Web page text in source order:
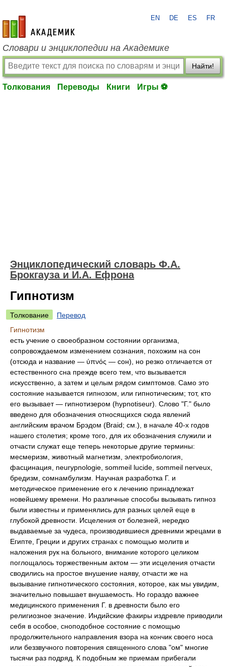
academic.ru
EN DE ES FR
Словари и энциклопедии на Академике
Найти!
Толкования Переводы Книги Игры ⚽
Энциклопедический словарь Ф.А.
Брокгауза и И.А. Ефрона
Гипнотизм
Толкование
Перевод
Гипнотизм
есть учение о своеобразном состоянии организма,
сопровождаемом изменением сознания, похожим на сон
(отсюда и название — ύπνός — сон), но резко отличается от
естественного сна прежде всего тем, что вызывается
искусственно, а затем и целым рядом симптомов. Само это
состояние называется гипнозом, или гипнотическим; тот, кто
его вызывает — гипнотизером (hypnotiseur). Слово "Г." было
введено для обозначения относящихся сюда явлений
английским врачом Брэдом (Braid; см.), в начале 40-х годов
нашего столетия; кроме того, для их обозначения служили и
отчасти служат еще теперь некоторые другие термины:
месмеризм, животный магнетизм, электробиология,
фасцинация, neurypnologie, sommeil lucide, sommeil nerveux,
бредизм, сомнамбулизм. Научная разработка Г. и
методическое применение его к лечению принадлежат
новейшему времени. Но различные способы вызывать гипноз
были известны и применялись для разных целей еще в
глубокой древности. Исцеления от болезней, нередко
выдаваемые за чудеса, производившиеся древними жрецами в
Египте, Греции и других странах с помощью молитв и
наложения рук на больного, внимание которого целиком
поглощалось торжественным актом — эти исцеления отчасти
сводились на простое внушение наяву, отчасти же на
вызывание гипнотического состояния, которое, как мы увидим,
значительно повышает внушаемость. Но гораздо важнее
медицинского применения Г. в древности было его
религиозное значение. Индийские факиры издревле приводили
себя в особое, сноподобное состояние с помощью
продолжительного направления взора на кончик своего носа
или беззвучного повторения священного слова "ом" многие
тысячи раз подряд. К подобным же приемам прибегали